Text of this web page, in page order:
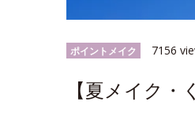
ポイントメイク 7156
【夏メイク